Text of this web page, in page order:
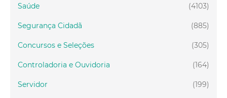
(4103)
Saúde
(885)
Segurança Cidadã
(305)
Concursos e Seleções
(164)
Controladoria e Ouvidoria
(199)
Servidor